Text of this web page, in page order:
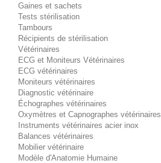
Gaines et sachets
Tests stérilisation
Tambours
Récipients de stérilisation
Vétérinaires
ECG et Moniteurs Vétérinaires
ECG vétérinaires
Moniteurs vétérinaires
Diagnostic vétérinaire
Échographes vétérinaires
Oxymètres et Capnographes vétérinaires
Instruments vétérinaires acier inox
Balances vétérinaires
Mobilier vétérinaire
Modèle d'Anatomie Humaine